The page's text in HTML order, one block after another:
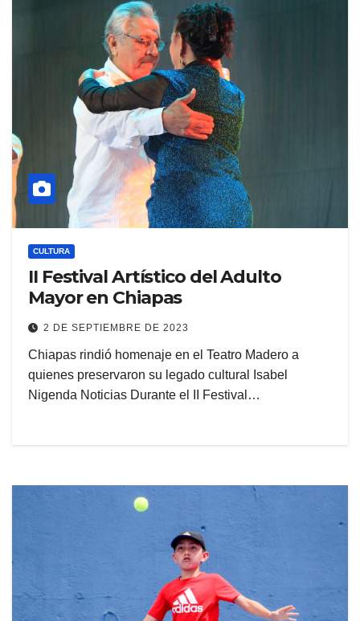
CULTURA
II Festival Artístico del Adulto
Mayor en Chiapas
2 DE SEPTIEMBRE DE 2023
Chiapas rindió homenaje en el Teatro Madero a
quienes preservaron su legado cultural Isabel
Nigenda Noticias Durante el II Festival…